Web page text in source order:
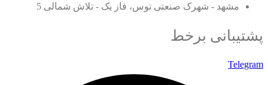
مشهد - شهرک صنعتی توس، فاز یک - تلاش شمالی 5
پشتیبانی برخط
Telegram